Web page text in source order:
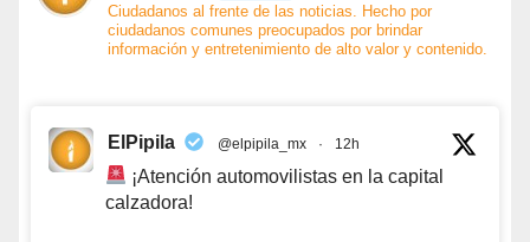
Ciudadanos al frente de las noticias. Hecho por
ciudadanos comunes preocupados por brindar
información y entretenimiento de alto valor y contenido.
ElPipila @elpipila_mx · 12h
¡Atención automovilistas en la capital
calzadora!